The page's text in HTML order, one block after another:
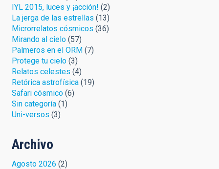
IYL 2015, luces y ¡acción! (2)
La jerga de las estrellas (13)
Microrrelatos cósmicos (36)
Mirando al cielo (57)
Palmeros en el ORM (7)
Protege tu cielo (3)
Relatos celestes (4)
Retórica astrofísica (19)
Safari cósmico (6)
Sin categoría (1)
Uni-versos (3)
Archivo
Agosto 2026 (2)